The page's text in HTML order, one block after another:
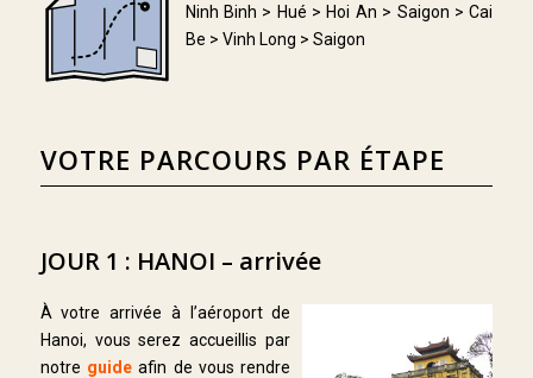
Ninh Binh > Hué > Hoi An > Saigon > Cai
Be > Vinh Long > Saigon
VOTRE PARCOURS PAR ÉTAPE
JOUR 1 : HANOI – arrivée
À votre arrivée à l’aéroport de
Hanoi, vous serez accueillis par
notre guideafin de vous rendre